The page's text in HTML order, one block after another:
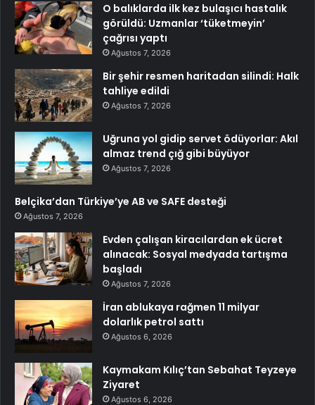
O balıklarda ilk kez bulaşıcı hastalık
görüldü: Uzmanlar ‘tüketmeyin’
çağrısı yaptı
Ağustos 7, 2026
Bir şehir resmen haritadan silindi: Halk
tahliye edildi
Ağustos 7, 2026
Uğruna yol gidip servet ödüyorlar: Akıl
almaz trend çığ gibi büyüyor
Ağustos 7, 2026
Belçika’dan Türkiye’ye AB ve SAFE desteği
Ağustos 7, 2026
Evden çalışan kiracılardan ek ücret
alınacak: Sosyal medyada tartışma
başladı
Ağustos 7, 2026
İran ablukaya rağmen 11 milyar
dolarlık petrol sattı
Ağustos 6, 2026
Kaymakam Kılıç’tan Sebahat Teyzeye
Ziyaret
Ağustos 6, 2026